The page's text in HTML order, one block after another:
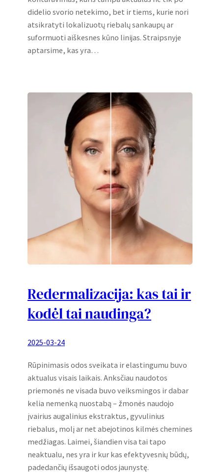
didelio svorio netekimo, bet ir tiems, kurie nori
atsikratyti lokalizuotų riebalų sankaupų ar
suformuoti aiškesnes kūno linijas. Straipsnyje
aptarsime, kas yra…
Redermalizacija: kas tai ir
kodėl tai naudinga?
2025-03-24
Rūpinimasis odos sveikata ir elastingumu buvo
aktualus visais laikais. Anksčiau naudotos
priemonės ne visada buvo veiksmingos ir dabar
kelia nemenką nuostabą – žmonės naudojo
įvairius augalinius ekstraktus, gyvulinius
riebalus, molį ar net abejotinos kilmės chemines
medžiagas. Laimei, šiandien visa tai tapo
neaktualu, nes yra ir kur kas efektyvesnių būdų,
padedančių išsaugoti odos jaunystę.